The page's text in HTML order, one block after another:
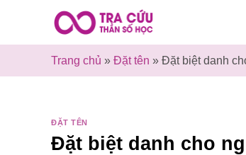
nội
Trang chủ » Đặt tên » Đặt biệt danh
ĐẶT TÊN
Đặt biệt danh cho